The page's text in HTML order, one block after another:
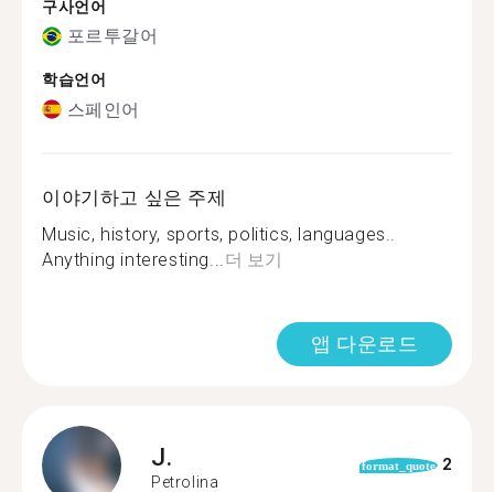
구사언어
포르투갈어
학습언어
스페인어
이야기하고 싶은 주제
Music, history, sports, politics, languages..
Anything interesting... 더 보기
앱 다운로드
J.
Petrolina
format_quote 2